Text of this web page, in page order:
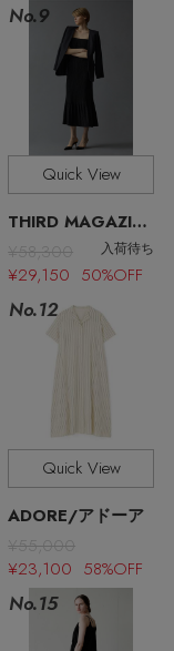
No.9
Quick View
THIRD MAGAZINE/サードマガジン
¥58,300
入荷待ち
¥29,150 50%OFF
No.12
Quick View
ADORE/アドーア
¥55,000
¥23,100 58%OFF
No.15